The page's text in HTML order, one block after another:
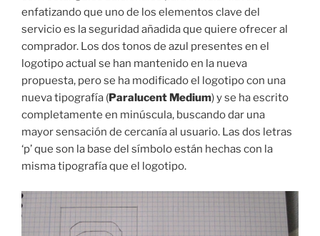
enfatizando que uno de los elementos clave del
servicio es la seguridad añadida que quiere ofrecer al
comprador. Los dos tonos de azul presentes en el
logotipo actual se han mantenido en la nueva
propuesta, pero se ha modificado el logotipo con una
nueva tipografía (Paralucent Medium) y se ha escrito
completamente en minúscula, buscando dar una
mayor sensación de cercanía al usuario. Las dos letras
‘p’ que son la base del símbolo están hechas con la
misma tipografía que el logotipo.